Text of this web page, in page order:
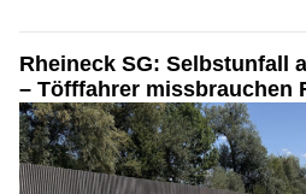
Rheineck SG: Selbstunfall
– Töfffahrer missbrauchen